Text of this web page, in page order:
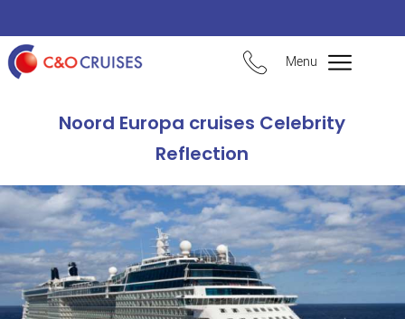
Menu
Noord Europa cruises Celebrity
Reflection